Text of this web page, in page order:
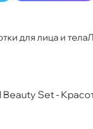
для лица и тела
Beauty Set -